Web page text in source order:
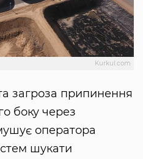
Kurkul.com
загроза припинення
боку через
оператора
шукати